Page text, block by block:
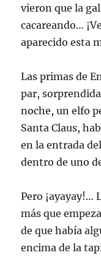
vieron que la
cacareando…
aparecido esta
Las primas de
par,
noche, un elfo
Santa Claus,
en la entrada
dentro de uno
Pero ¡ayayay!…
más que
de que había
encima de la